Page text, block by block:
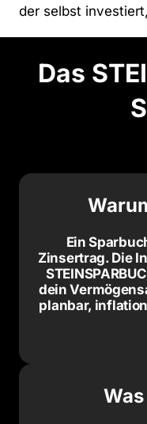
der selbst
Das
Ein
Zinsertrag. Die
dein
planbar,